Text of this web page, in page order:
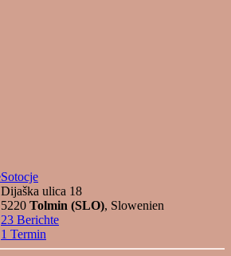
Sotocje
Dijaška ulica 18
5220 Tolmin (SLO), Slowenien
23 Berichte
1 Termin